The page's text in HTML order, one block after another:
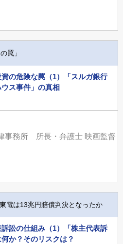
罠」
の危険な罠（1）「スルガ銀行
ス事件」の真相
事務所 所長・弁護士 映画監督
電は13兆円賠償判決となったか
訟の仕組み（1）「株主代表訴
か？そのリスクは？